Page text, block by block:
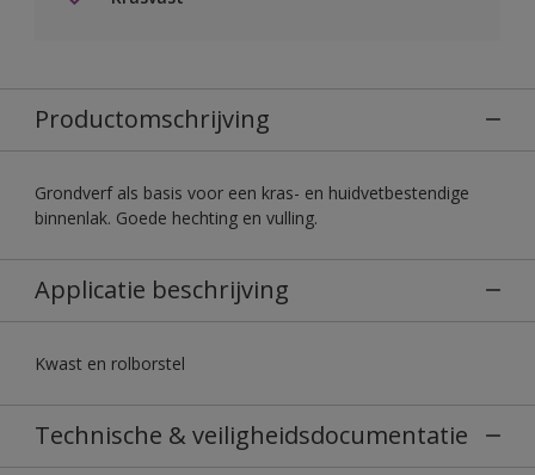
Productomschrijving
Grondverf als basis voor een kras- en huidvetbestendige
binnenlak. Goede hechting en vulling.
Applicatie beschrijving
Kwast en rolborstel
Technische & veiligheidsdocumentatie